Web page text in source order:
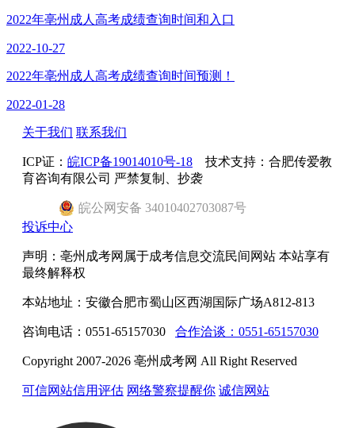
2022年亳州成人高考成绩查询时间和入口
2022-10-27
2022年亳州成人高考成绩查询时间预测！
2022-01-28
关于我们 联系我们
ICP证： 皖ICP备19014010号-18 技术支持：合肥传爱教
育咨询有限公司 严禁复制、抄袭
皖公网安备 34010402703087号
投诉中心
声明：亳州成考网属于成考信息交流民间网站 本站享有
最终解释权
本站地址：安徽合肥市蜀山区西湖国际广场A812-813
咨询电话：0551-65157030 合作洽谈：0551-65157030
Copyright 2007-2026 亳州成考网 All Right Reserved
可信网站信用评估 网络警察提醒你 诚信网站